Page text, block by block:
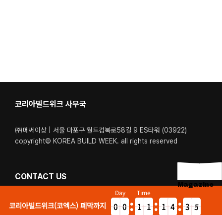
코리아빌드위크 사무국
㈜메쎄이상 | 서울 마포구 월드컵북로58길 9 ES타워 (03922)
copyright© KOREA BUILD WEEK. all rights reserved
CONTACT US
Tel. 02-6121-6400 / 1600-5340
운영시간. 월-금 : 09:00 – 18:00 (점심시간: 12:40 – 13:40)
코리아빌드위크(코엑스) 폐막까지
Day
0
9 0
9
Time
1
0 1
0 1
0 4
3 3
2 5
4
Magazine